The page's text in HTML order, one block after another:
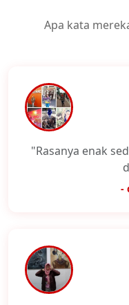
Apa kata
"Rasanya enak
-